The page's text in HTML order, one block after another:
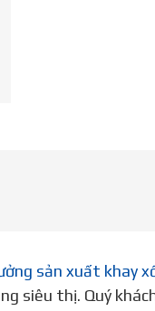
sản xuất khay
siêu thị. Quý